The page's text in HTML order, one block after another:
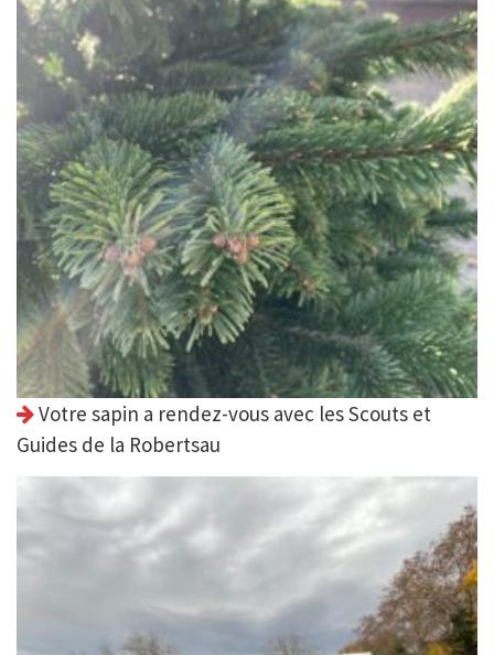
Votre sapin a rendez-vous avec les Scouts et
Guides de la Robertsau